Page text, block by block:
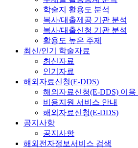
학술지 활용도 분석
복사/대출제공 기관 분석
복사/대출신청 기관 분석
활용도 높은 주제
최신/인기 학술자료
최신자료
인기자료
해외자료신청(E-DDS)
해외자료신청(E-DDS) 이용
비용지원 서비스 안내
해외자료신청(E-DDS)
공지사항
공지사항
해외전자정보서비스 검색